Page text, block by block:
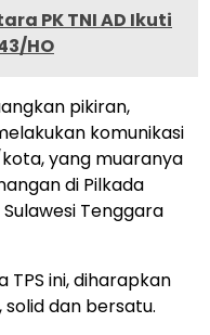
PK TNI AD Ikuti
HO
pikiran,
komunikasi
yang muaranya
di Pilkada
Sulawesi Tenggara
TPS ini, diharapkan
dan bersatu.